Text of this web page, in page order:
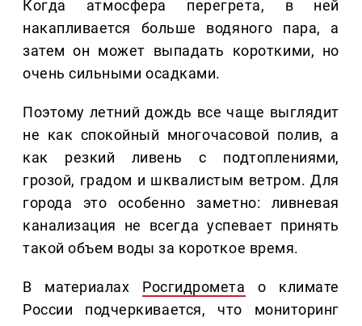
Когда атмосфера перегрета, в ней
накапливается больше водяного пара, а
затем он может выпадать короткими, но
очень сильными осадками.
Поэтому летний дождь все чаще выглядит
не как спокойный многочасовой полив, а
как резкий ливень с подтоплениями,
грозой, градом и шквалистым ветром. Для
города это особенно заметно: ливневая
канализация не всегда успевает принять
такой объем воды за короткое время.
В материалах Росгидромета о климате
России подчеркивается, что мониторинг